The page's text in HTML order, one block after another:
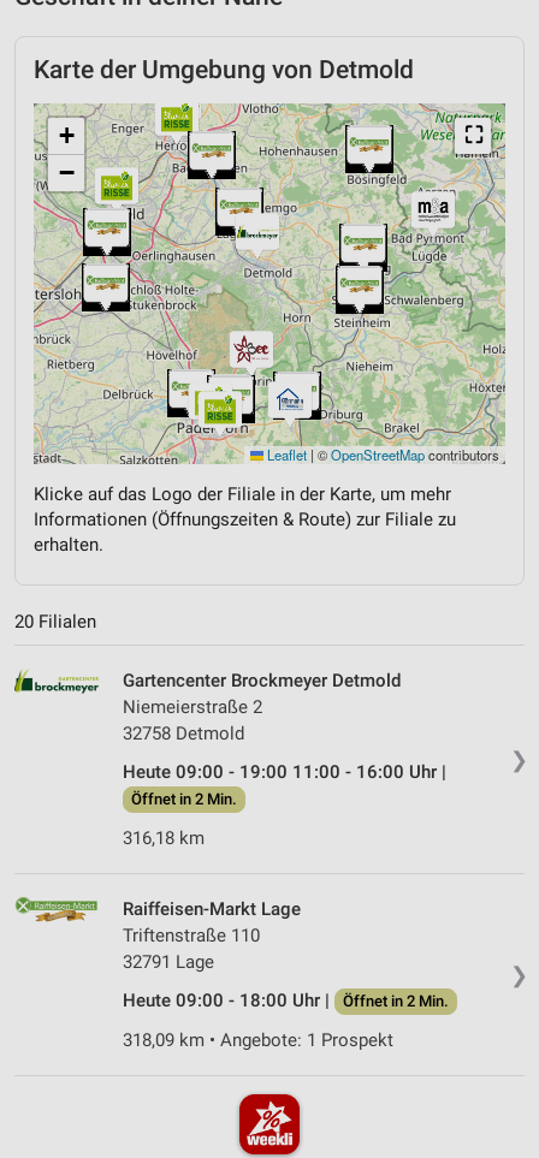
Karte der Umgebung von Detmold
⛶
+
−
Leaflet | ©OpenStreetMapcontributors
Klicke auf das Logo der Filiale in der Karte, um mehr
Informationen (Öffnungszeiten & Route) zur Filiale zu
erhalten.
20 Filialen
❯
Gartencenter Brockmeyer Detmold
Niemeierstraße 2
32758 Detmold
Heute 09:00 - 19:00 11:00 - 16:00 Uhr |
Öffnet in 2 Min.
316,18 km
❯
Raiffeisen-Markt Lage
Triftenstraße 110
32791 Lage
Heute 09:00 - 18:00 Uhr |
Öffnet in 2 Min.
318,09 km • Angebote: 1 Prospekt